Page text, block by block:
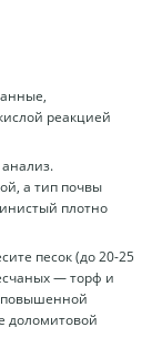
реакцией
а тип почвы
плотно
песок (до 20-25
— торф и
повышенной
доломитовой